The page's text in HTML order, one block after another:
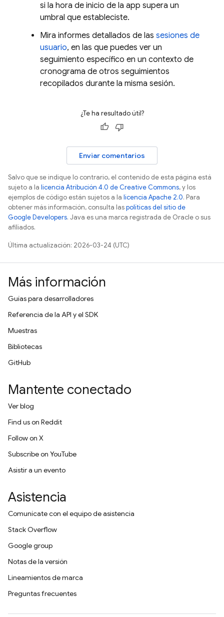
si la hora de inicio de la app supera un
umbral que estableciste.
Mira informes detallados de las sesiones de
usuario, en las que puedes ver un
seguimiento específico en un contexto de
cronograma de otros seguimientos
recopilados durante la misma sesión.
¿Te ha resultado útil?
Enviar comentarios
Salvo que se indique lo contrario, el contenido de esta página está
sujeto a la licencia Atribución 4.0 de Creative Commons, y los
ejemplos de código están sujetos a la licencia Apache 2.0. Para
obtener más información, consulta laspolíticas del sitio de
Google Developers. Java es una marca registrada de Oracle o sus
afiliados.
Última actualización: 2026-03-24 (UTC)
Más información
Guías para desarrolladores
Referencia de la API y el SDK
Muestras
Bibliotecas
GitHub
Mantente conectado
Ver blog
Find us on Reddit
Follow on X
Subscribe on YouTube
Asistir a un evento
Asistencia
Comunícate con el equipo de asistencia
Stack Overflow
Google group
Notas de la versión
Lineamientos de marca
Preguntas frecuentes